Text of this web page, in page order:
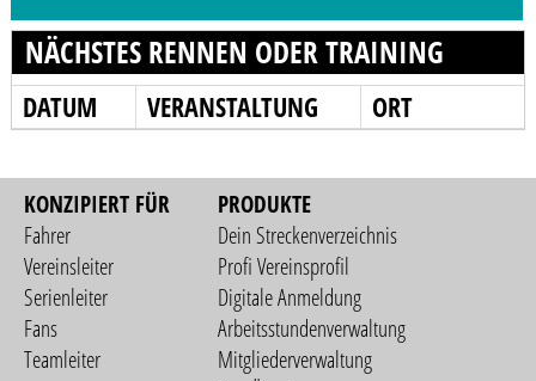
NÄCHSTES RENNEN ODER TRAINING
DATUM VERANSTALTUNG ORT
KONZIPIERT FÜR
Fahrer
Vereinsleiter
Serienleiter
Fans
Teamleiter
PRODUKTE
Dein Streckenverzeichnis
Profi Vereinsprofil
Digitale Anmeldung
Arbeitsstundenverwaltung
Mitgliederverwaltung